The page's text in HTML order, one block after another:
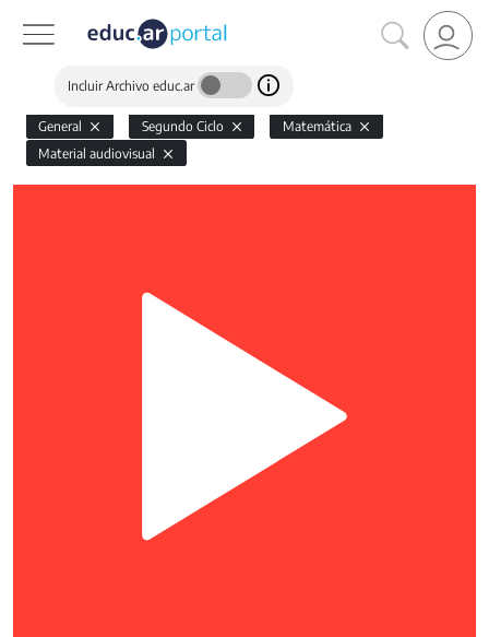
Incluir Archivo educ.ar
General Segundo Ciclo
Matemática
Material audiovisual